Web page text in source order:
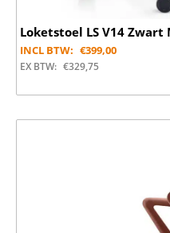
Loketstoel LS V14
INCL BTW: €399,00
EX BTW: €329,75